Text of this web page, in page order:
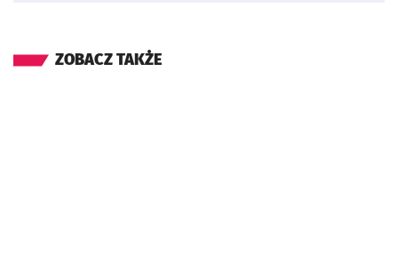
ZOBACZ TAKŻE